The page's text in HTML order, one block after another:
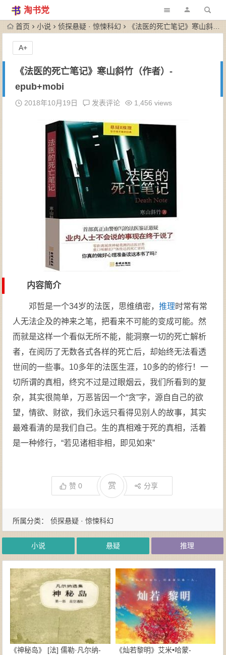
淘书党
首页 小说 侦探悬疑 · 惊悚科幻 《法医的死亡笔记》寒山斜竹（作者）-epub+mobi
《法医的死亡笔记》寒山斜竹（作者）-
epub+mobi
2018年10月19日 发表评论 1,456 views
内容简介
邓哲是一个34岁的法医，思维缜密，推理时常有常
人无法企及的神来之笔，把看来不可能的变成可能。然
而就是这样一个看似无所不能，能洞察一切的死亡解析
者，在阅历了无数各式各样的死亡后，却始终无法看透
世间的一些事。10多年的法医生涯，10多的的修行！一
切所谓的真相，终究不过是过眼烟云，我们所看到的复
杂，其实很简单，万恶皆因一个“贪”字，源自自己的欲
望，情欲、财欲，我们永远只看得见别人的故事，其实
最难看清的是我们自己。生的真相难于死的真相，活着
是一种修行，“若见诸相非相，即见如来”
赞0 赏 分享
A+
所属分类： 侦探悬疑 · 惊悚科幻
小说 悬疑 推理
《神秘岛》 [法] 儒勒·凡尔纳-
《灿若黎明》艾米•哈蒙-